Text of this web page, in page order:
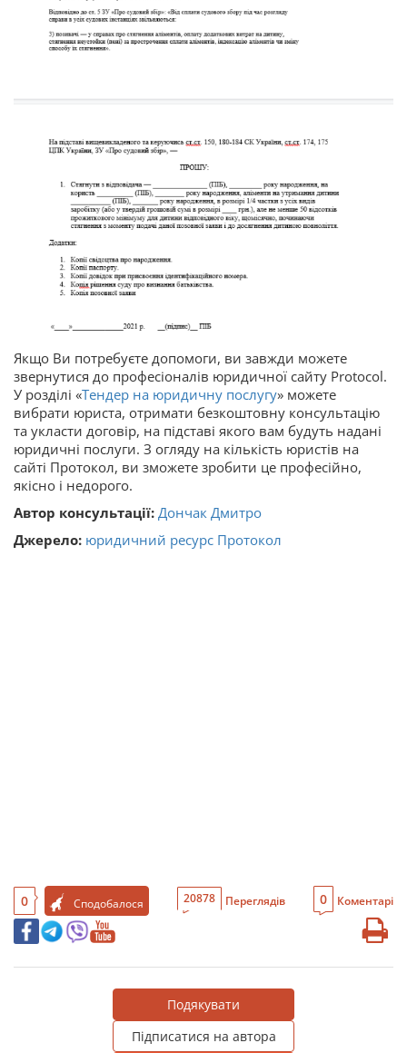
Якщо Ви потребуєте допомоги, ви завжди можете
звернутися до професіоналів юридичної сайту Protocol.
У розділі «Тендер на юридичну послугу» можете
вибрати юриста, отримати безкоштовну консультацію
та укласти договір, на підставі якого вам будуть надані
юридичні послуги. З огляду на кількість юристів на
сайті Протокол, ви зможете зробити це професійно,
якісно і недорого.
Автор консультації: Дончак Дмитро
Джерело: юридичний ресурс Протокол
0 Сподобалося 20878 Переглядів 0 Коментарі
Подякувати
Підписатися на автора